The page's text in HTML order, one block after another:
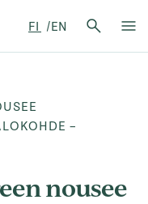
FI EN
Hae:
–
nousee